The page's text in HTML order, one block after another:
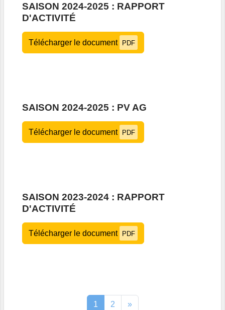
SAISON 2024-2025 : RAPPORT
D'ACTIVITÉ
Télécharger le document PDF
SAISON 2024-2025 : PV AG
Télécharger le document PDF
SAISON 2023-2024 : RAPPORT
D'ACTIVITÉ
Télécharger le document PDF
1 2 »